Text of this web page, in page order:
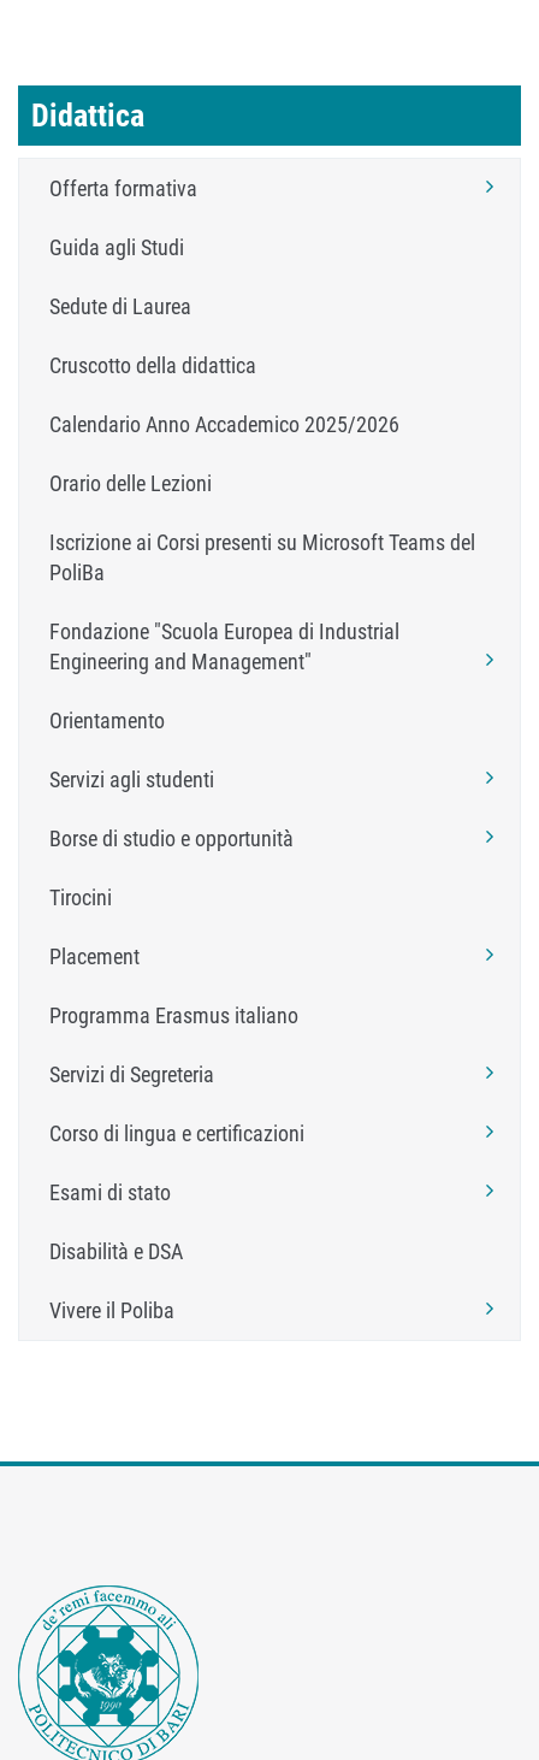
Didattica
Offerta formativa
Guida agli Studi
Sedute di Laurea
Cruscotto della didattica
Calendario Anno Accademico 2025/2026
Orario delle Lezioni
Iscrizione ai Corsi presenti su Microsoft Teams del
PoliBa
Fondazione "Scuola Europea di Industrial
Engineering and Management"
Orientamento
Servizi agli studenti
Borse di studio e opportunità
Tirocini
Placement
Programma Erasmus italiano
Servizi di Segreteria
Corso di lingua e certificazioni
Esami di stato
Disabilità e DSA
Vivere il Poliba